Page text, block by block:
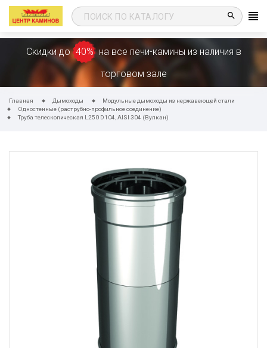
search
Скидки до 40% на все печи-камины из наличия в
торговом зале
Главная Дымоходы
Модульные дымоходы из нержавеющей стали
Одностенные (раструбно-профильное соединение)
Труба телескопическая L250 D104, AISI 304 (Вулкан)